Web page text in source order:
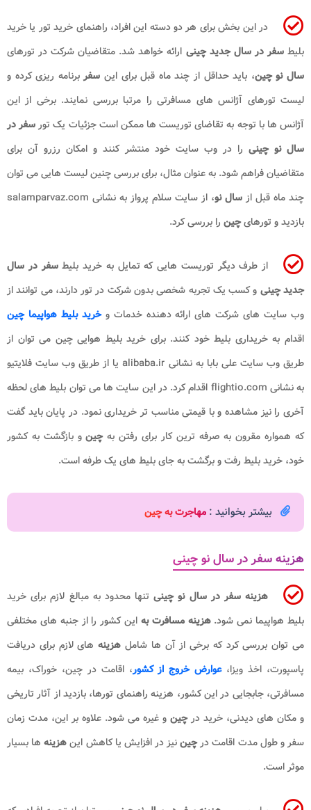
در این بخش برای هر دو دسته این افراد، راهنمای خرید تور یا خرید
بلیطسفر در سال جدید چینی ارائه خواهد شد. متقاضیان شرکت در تورهای
سال نو چین، باید حداقل از چند ماه قبل برای این سفربرنامه ریزی کرده و
لیست تورهای آژانس های مسافرتی را مرتبا بررسی نمایند. برخی از این
آژانس ها با توجه به تقاضای توریست ها ممکن است جزئیات یک تورسفر در
سال نو چینی را در وب سایت خود منتشر کنند و امکان رزرو آن برای
متقاضیان فراهم شود. به عنوان مثال، برای بررسی چنین لیست هایی می توان
چند ماه قبل از سال نو
، از سایت سلام پرواز به نشانی salamparvaz.com
بازدید و تورهایچین را بررسی کرد.
از طرف دیگر توریست هایی که تمایل به خرید بلیطسفر در سال
جدید چینی و کسب یک تجربه شخصی بدون شرکت در تور دارند، می توانند از
وب سایت های شرکت های ارائه دهنده خدمات وخرید بلیط هواپیما چین
اقدام به خریداری بلیط خود کنند. برای خرید بلیط هوایی چین می توان از
طریق وب سایت علی بابا به نشانی alibaba.ir یا از طریق وب سایت فلایتیو
به نشانی flightio.com اقدام کرد. در این سایت ها می توان بلیط های لحظه
آخری را نیز مشاهده و با قیمتی مناسب تر خریداری نمود. در پایان باید گفت
که همواره مقرون به صرفه ترین کار برای رفتن بهچینو بازگشت به کشور
خود، خرید بلیط رفت و برگشت به جای بلیط های یک طرفه است.
بیشتر بخوانید : مهاجرت به چین
هزینه سفر در سال نو چینی
هزینه سفر در سال نو چینیتنها محدود به مبالغ لازم برای خرید
بلیط هواپیما نمی شود.هزینه مسافرت به این کشور را از جنبه های مختلفی
می توان بررسی کرد که برخی از آن ها شامل هزینههای لازم برای دریافت
پاسپورت، اخذ ویزا،عوارض خروج از کشور، اقامت در چین، خوراک، بیمه
مسافرتی، جابجایی در این کشور، هزینه راهنمای تورها، بازدید از آثار تاریخی
و مکان های دیدنی، خرید درچین و غیره می شود. علاوه بر این، مدت زمان
سفر و طول مدت اقامت درچیننیز در افزایش یا کاهش اینهزینهها بسیار
موثر است.